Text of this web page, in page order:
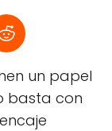
un papel
basta con